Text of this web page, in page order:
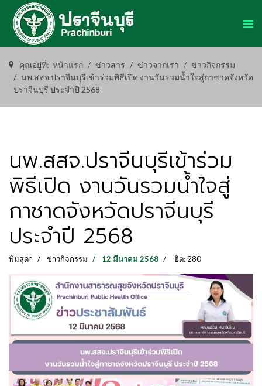
คุณอยู่ที่: หน้าแรก ข่าวสาร ข่าวจากเรา
ข่าวกิจกรรม
นพ.สสจ.ปราจีนบุรีเข้าร่วมพิธีเปิด งานวันรวมน้ำใจสู่กาชาดจังหวัด
ปราจีนบุรี ประจำปี 2568
นพ.สสจ.ปราจีนบุรีเข้าร่วม
พิธีเปิด งานวันรวมน้ำใจสู่
กาชาดจังหวัดปราจีนบุรี
ประจำปี 2568
พิมสุดา ข่าวกิจกรรม 12 มีนาคม 2568 ฮิต: 280